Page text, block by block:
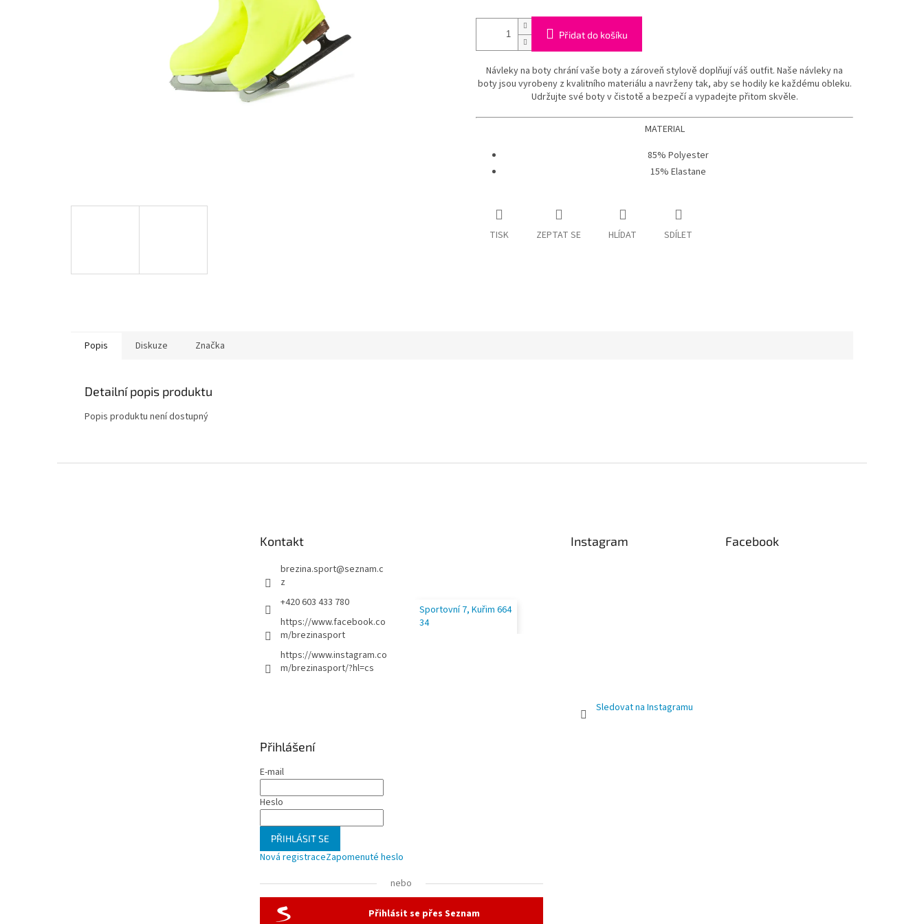
Přidat do košíku
Návleky na boty chrání vaše boty a zároveň stylově doplňují váš outfit. Naše návleky na
boty jsou vyrobeny z kvalitního materiálu a navrženy tak, aby se hodily ke každému obleku.
Udržujte své boty v čistotě a bezpečí a vypadejte přitom skvěle.
MATERIAL
85% Polyester
15% Elastane
TISK ZEPTAT SE HLÍDAT SDÍLET
Popis Diskuze Značka
Detailní popis produktu
Popis produktu není dostupný
Kontakt
brezina.sport@seznam.c
z
+420 603 433 780
https://www.facebook.co
m/brezinasport
https://www.instagram.co
m/brezinasport/?hl=cs
Sportovní 7, Kuřim 664
34
Instagram
Sledovat na Instagramu
Facebook
Přihlášení
E-mail
Heslo
PŘIHLÁSIT SE
Nová registraceZapomenuté heslo
nebo
Přihlásit se přes Seznam